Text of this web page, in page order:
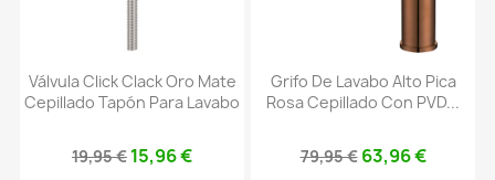
Válvula Click Clack Oro Mate
Cepillado Tapón Para Lavabo
19,95 € 15,96 €
Grifo De Lavabo Alto Pica
Rosa Cepillado Con PVD...
79,95 € 63,96 €